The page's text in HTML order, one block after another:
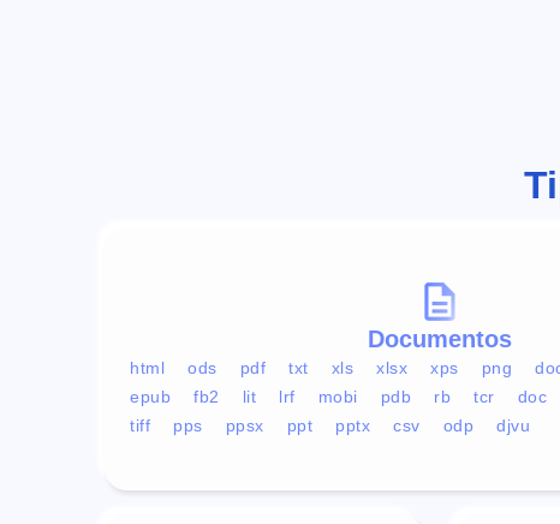
Documentos
html ods pdf txt xls xlsx xps png
epub
fb2 lit lrf mobi pdb rb tcr doc
tiff
pps ppsx ppt pptx csv odp djvu